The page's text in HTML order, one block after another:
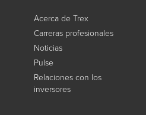
Acerca de Trex
Carreras profesionales
Noticias
Pulse
Relaciones con los
inversores